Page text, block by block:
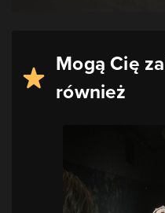
Mogą Cię
również